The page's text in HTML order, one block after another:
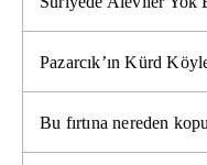
Pazarcık’ın Kürd
Bu fırtına nereden